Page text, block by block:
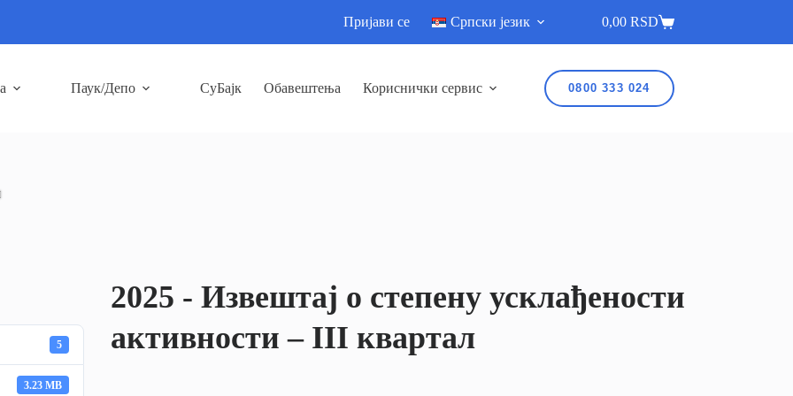
Пријави се Српски језик 0,00 RSD
Паук/Депо СуБајк Обавештења Кориснички сервис 0800 333 024
5
3.23 MB
2025 - Извештај о степену усклађености
активности – III квартал